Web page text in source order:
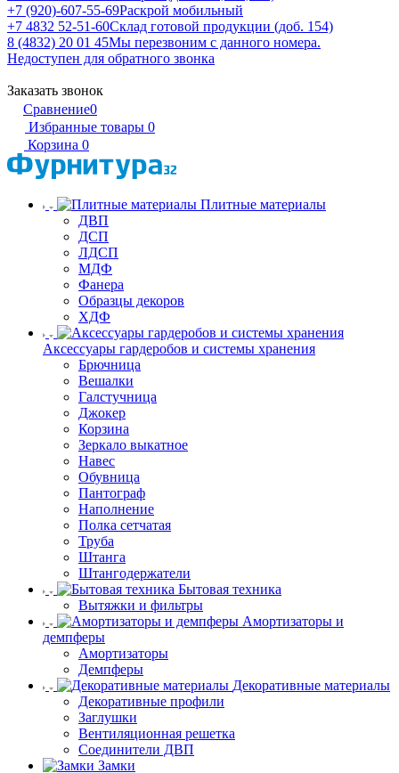
+7 (920)-607-55-69Раскрой мобильный
+7 4832 52-51-60Склад готовой продукции (доб. 154)
8 (4832) 20 01 45Мы перезвоним с данного номера.
Недоступен для обратного звонка
Заказать звонок
Сравнение0
Избранные товары 0
Корзина 0
Плитные материалы
ДВП
ДСП
ЛДСП
МДФ
Фанера
Образцы декоров
ХДФ
Аксессуары гардеробов и системы хранения
Брючница
Вешалки
Галстучница
Джокер
Корзина
Зеркало выкатное
Навес
Обувница
Пантограф
Наполнение
Полка сетчатая
Труба
Штанга
Штангодержатели
Бытовая техника
Вытяжки и фильтры
Амортизаторы и
демпферы
Амортизаторы
Демпферы
Декоративные материалы
Декоративные профили
Заглушки
Вентиляционная решетка
Соединители ДВП
Замки